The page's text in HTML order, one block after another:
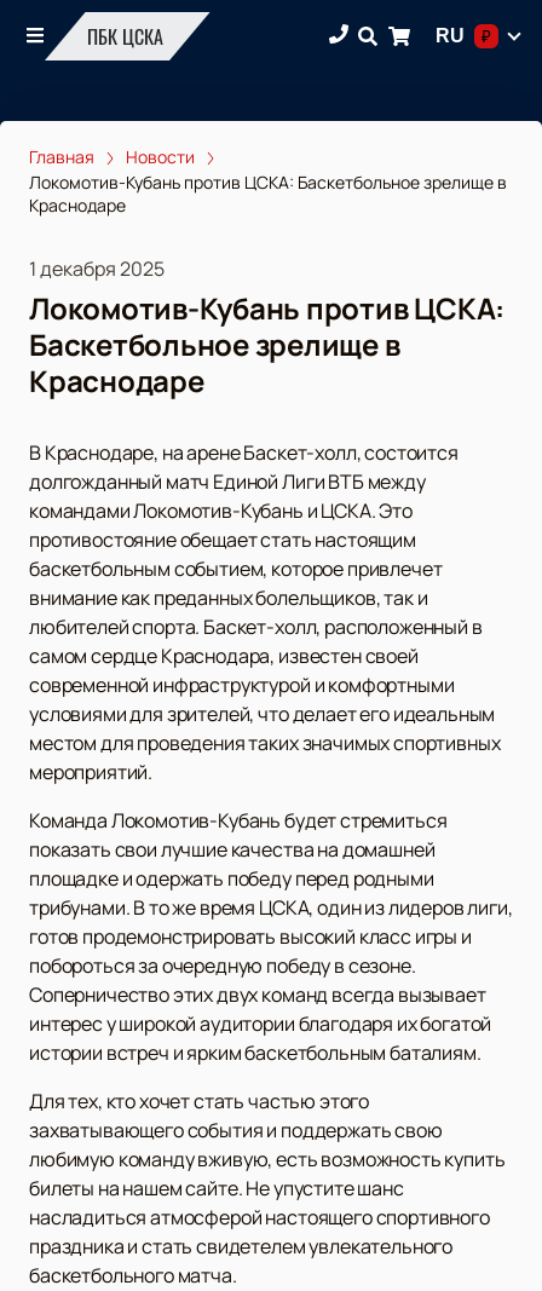
ПБК ЦСКА RU ₽
Главная
Новости
Локомотив-Кубань против ЦСКА: Баскетбольное зрелище в
Краснодаре
1 декабря 2025
Локомотив-Кубань против ЦСКА:
Баскетбольное зрелище в
Краснодаре
В Краснодаре, на арене Баскет-холл, состоится
долгожданный матч Единой Лиги ВТБ между
командами Локомотив-Кубань и ЦСКА. Это
противостояние обещает стать настоящим
баскетбольным событием, которое привлечет
внимание как преданных болельщиков, так и
любителей спорта. Баскет-холл, расположенный в
самом сердце Краснодара, известен своей
современной инфраструктурой и комфортными
условиями для зрителей, что делает его идеальным
местом для проведения таких значимых спортивных
мероприятий.
Команда Локомотив-Кубань будет стремиться
показать свои лучшие качества на домашней
площадке и одержать победу перед родными
трибунами. В то же время ЦСКА, один из лидеров лиги,
готов продемонстрировать высокий класс игры и
побороться за очередную победу в сезоне.
Соперничество этих двух команд всегда вызывает
интерес у широкой аудитории благодаря их богатой
истории встреч и ярким баскетбольным баталиям.
Для тех, кто хочет стать частью этого
захватывающего события и поддержать свою
любимую команду вживую, есть возможность купить
билеты на нашем сайте. Не упустите шанс
насладиться атмосферой настоящего спортивного
праздника и стать свидетелем увлекательного
баскетбольного матча.